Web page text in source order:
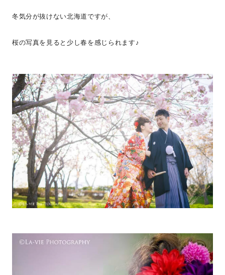
冬気分が抜けない北海道ですが、
桜の写真を見ると少し春を感じられます♪